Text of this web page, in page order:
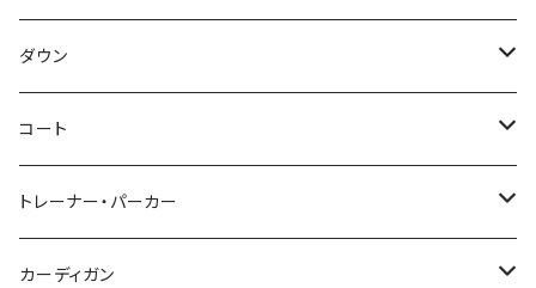
～44/S
46/M
48/L
50/XL～
ダウン
～44/S
46/M
48/L
コート
～44/S
46/M
トレーナー・パーカー
～44/S
カーディガン